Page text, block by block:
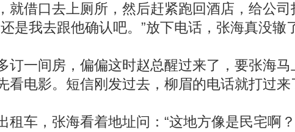
借口去上厕所，然后赶紧跑回酒店，给公司
是我去跟他确认吧。”放下电话，张海真没
一间房，偏偏这时赵总醒过来了，要张海马
看电影。短信刚发过去，柳眉的电话就打过
，张海看着地址问：“这地方像是民宅啊？